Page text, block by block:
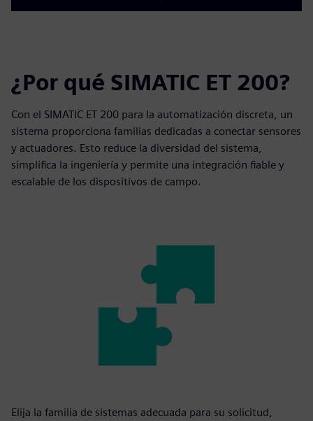
¿Por qué SIMATIC ET 200?
Con el SIMATIC ET 200 para la automatización discreta, un
sistema proporciona familias dedicadas a conectar sensores
y actuadores. Esto reduce la diversidad del sistema,
simplifica la ingeniería y permite una integración fiable y
escalable de los dispositivos de campo.
Elija la familia de sistemas adecuada para su solicitud,